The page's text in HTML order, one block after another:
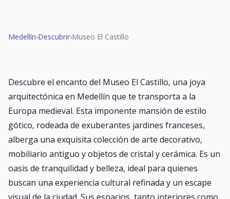
Medellín›Descubrir›Museo El Castillo
Descubre el encanto del Museo El Castillo, una joya
arquitectónica en Medellín que te transporta a la
Europa medieval. Esta imponente mansión de estilo
gótico, rodeada de exuberantes jardines franceses,
alberga una exquisita colección de arte decorativo,
mobiliario antiguo y objetos de cristal y cerámica. Es un
oasis de tranquilidad y belleza, ideal para quienes
buscan una experiencia cultural refinada y un escape